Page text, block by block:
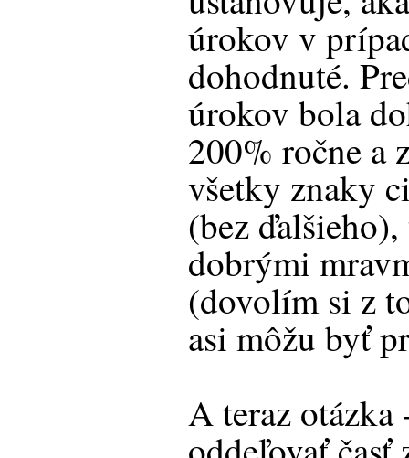
úrokov v
dohodnuté.
úrokov bola
200% ročne a
všetky znaky
(bez
dobrými
(dovolím si z
asi môžu byť
A teraz